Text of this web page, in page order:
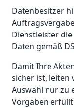
Datenbesitzer
Dienstleister
Daten gemäß
Damit Ihre
sicher ist, leiten
Auswahl nur zu
Vorgaben erfüllt.